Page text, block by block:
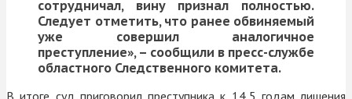
сотрудничал, вину признал полностью.
Следует отметить, что ранее обвиняемый
уже совершил аналогичное
преступление», – сообщили в пресс-службе
областного Следственного комитета.
В итоге суд приговорил преступника к 14,5 годам лишения